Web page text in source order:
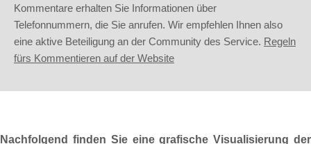
Kommentare erhalten Sie Informationen über
Telefonnummern, die Sie anrufen. Wir empfehlen Ihnen also
eine aktive Beteiligung an der Community des Service. Regeln
fürs Kommentieren auf der Website
Nachfolgend finden Sie eine grafische Visualisierung der